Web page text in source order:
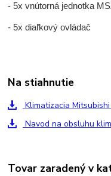
- 5x vnútorná jednotka
- 5x diaľkový ovládač
Na stiahnutie
Klimatizacia
Navod na obsluhu
Tovar zaradený v